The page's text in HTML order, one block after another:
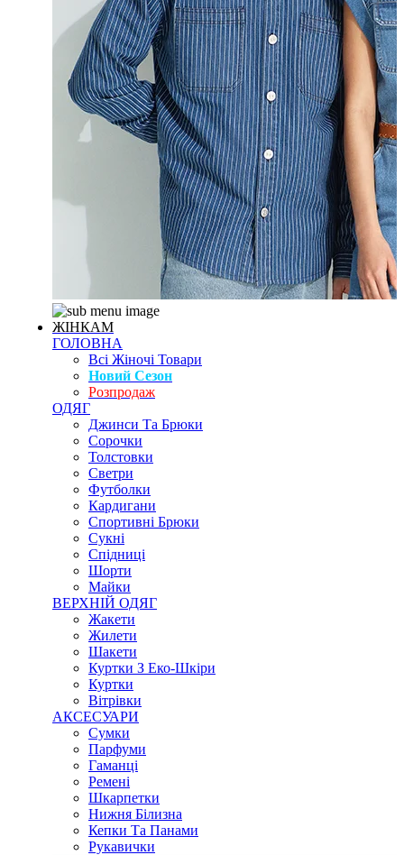
ЖІНКАМ
ГОЛОВНА
Всі Жіночі Товари
Новий Сезон
Розпродаж
ОДЯГ
Джинси Та Брюки
Сорочки
Толстовки
Светри
Футболки
Кардигани
Спортивні Брюки
Сукні
Спідниці
Шорти
Майки
ВЕРХНІЙ ОДЯГ
Жакети
Жилети
Шакети
Куртки З Еко-Шкіри
Куртки
Вітрівки
АКСЕСУАРИ
Сумки
Парфуми
Гаманці
Ремені
Шкарпетки
Нижня Білизна
Кепки Та Панами
Рукавички